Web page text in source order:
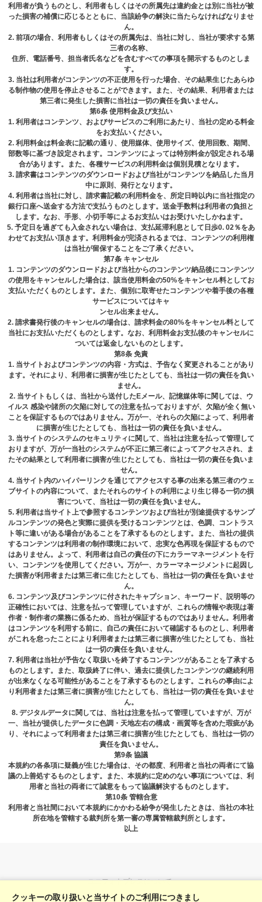
利⽤者が負うものとし、利⽤者もしくはその所属先は違約⾦とは別に当社が被
った損害の補償に応じるとともに、当該紛争の解決に当たらなければなりませ
ん。
2. 前項の場合、利⽤者もしくはその所属先は、当社に対し、当社が要求する第
三者の名称、
住所、電話番号、担当者⽒名などを含むすべての事項を開⽰するものとしま
す。
3. 当社は利⽤者がコンテンツの不正使⽤を⾏った場合、その結果⽣じたあらゆ
る制作物の使⽤を停⽌させることができます。また、その結果、利⽤者または
第三者に発⽣した損害に当社は⼀切の責任を負いません。
第6条 使用料金及び支払い
1. 利用者はコンテンツ、およびサービスのご利用にあたり、当社の定める料金
をお支払いください。
2. 利⽤料⾦は料⾦表に記載の通り、使⽤媒体、使⽤サイズ、使⽤回数、期間、
部数等に基づき設定されます。コンテンツによっては特別料⾦が設定される場
合があります。また、各種サービスの利⽤料⾦は個別⾒積となります。
3. 請求書はコンテンツのダウンロードおよび当社がコンテンツを納品した当⽉
中に原則、発⾏となります。
4. 利⽤者は当社に対し、請求書記載の利⽤料⾦を、所定⽇時以内に当社指定の
銀⾏⼝座へ送⾦する⽅法で⽀払うものとします。送⾦⼿数料は利⽤者の負担と
します。なお、⼿形、⼩切⼿等によるお⽀払いはお受けいたしかねます。
5. 予定⽇を過ぎても⼊⾦されない場合は、⽀払延滞利息として⽇歩0. 02％をあ
わせてお⽀払い頂きます。利⽤料⾦が完済されるまでは、コンテンツの利⽤権
は当社が留保することをご了承ください。
第7条 キャンセル
1. コンテンツのダウンロードおよび当社からのコンテンツ納品後にコンテンツ
の使⽤をキャンセルした場合は、該当使⽤料⾦の50%をキャンセル料としてお
⽀払いただくものとします。また、個別に取寄せたコンテンツや着⼿後の各種
サービスについてはキャ
ンセル出来ません。
2. 請求書発⾏後のキャンセルの場合は、請求料⾦の80%をキャンセル料として
当社にお⽀払いただくものとします。なお、利⽤料⾦お⽀払後のキャンセルに
ついては返⾦しないものとします。
第8条 免責
1. 当サイトおよびコンテンツの内容・方式は、予告なく変更されることがあり
ます。それにより、利用者に損害が生じたとしても、当社は一切の責任を負い
ません。
2. 当サイトもしくは、当社から送付したEメール、記憶媒体等に関しては、ウ
イルス 感染や諸所の欠陥に対しての注意を払っておりますが、欠陥が全く無い
ことを保証するものではありません。万が一、それらの欠陥によって、利用者
に損害が生じたとしても、当社は一切の責任を負いません。
3. 当サイトのシステムのセキュリティに関して、当社は注意を払って管理して
おりますが、万が⼀当社のシステムが不正に第三者によってアクセスされ、ま
たその結果として利⽤者に損害が⽣じたとしても、当社は⼀切の責任を負いま
せん。
4. 当サイト内のハイパーリンクを通じてアクセスする事の出来る第三者のウェ
ブサイトの内容について、またそれらのサイトの利⽤により⽣じ得る⼀切の損
害について、当社は⼀切の責任を負いません。
5. 利⽤者は当サイト上で参照するコンテンツおよび当社が別途提供するサンプ
ルコンテンツの発⾊と実際に提供を受けるコンテンツとは、⾊調、コントラス
ト等に違いがある場合があることを了承するものとします。また、当社の提供
するコンテンツは利⽤者の制作環境において、忠実な⾊再現を保証するもので
はありません。よって、利⽤者は⾃⼰の責任の下にカラーマネージメントを⾏
い、コンテンツを使⽤してください。万が⼀、カラーマネージメントに起因し
た損害が利⽤者または第三者に⽣じたとしても、当社は⼀切の責任を負いませ
ん。
6. コンテンツ及びコンテンツに付されたキャプション、キーワード、説明等の
正確性においては、注意を払って管理していますが、これらの情報や表現は著
作者・制作者の業務に係るため、当社が保証するものではありません。利⽤者
はコンテンツを利⽤する前に、⾃⼰の責任において確認するものとし、利⽤者
がこれを怠ったことにより利⽤者または第三者に損害が⽣じたとしても、当社
は⼀切の責任を負いません。
7. 利⽤者は当社が予告なく取扱いを終了するコンテンツがあることを了承する
ものとします。また、取扱終了に伴い、過去に提供したコンテンツの継続利⽤
が出来なくなる可能性があることを了承するものとします。これらの事由によ
り利⽤者または第三者に損害が⽣じたとしても、当社は⼀切の責任を負いませ
ん。
8. デジタルデータに関しては、当社は注意を払って管理していますが、万が
⼀、当社が提供したデータに⾊調・天地左右の構成・画質等を含めた瑕疵があ
り、それによって利⽤者または第三者に損害が⽣じたとしても、当社は⼀切の
責任を負いません。
第9条 協議
本規約の各条項に疑義が⽣じた場合は、その都度、利⽤者と当社の両者にて協
議の上善処するものとします。また、本規約に定めのない事項については、利
⽤者と当社の両者にて誠意をもって協議解決するものとします。
第10条 管轄合意
利⽤者と当社間において本規約にかかわる紛争が発⽣したときは、当社の本社
所在地を管轄する裁判所を第⼀審の専属管轄裁判所とします。
以上
ユニフォトプレスについて
クッキーの取り扱いと当サイトのご利用につきまし